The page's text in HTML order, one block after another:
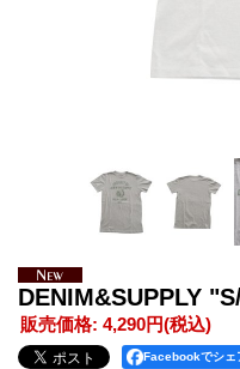
DENIM&SUPPLY
販売価格: 4,290円(税込)
Facebookでシェ